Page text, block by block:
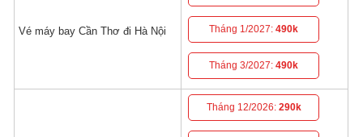
Vé máy bay Cần Thơ đi Hà Nội Tháng 1/2027:490k
Tháng 3/2027:490k
Tháng 12/2026: 290k